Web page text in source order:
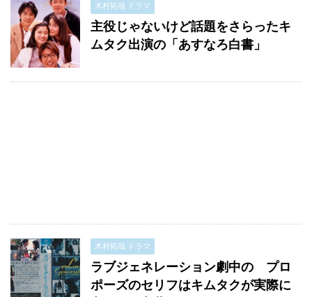
木村拓哉 ドラマ
主役じゃないけど話題をさらったキ
ムタク出演の「あすなろ白書」
木村拓哉 ドラマ
ラブジェネレーション劇中の プロ
ポーズのセリフはキムタクが実際に